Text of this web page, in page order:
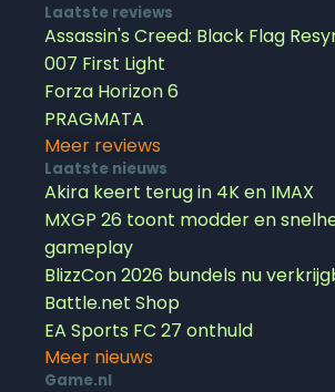
Laatste reviews
Assassin's Creed: Black Flag
007 First Light
Forza Horizon 6
PRAGMATA
Meer reviews
Laatste nieuws
Akira keert terug in 4K en IMAX
MXGP 26 toont modder en
gameplay
BlizzCon 2026 bundels nu
Battle.net Shop
EA Sports FC 27 onthuld
Meer nieuws
Game.nl